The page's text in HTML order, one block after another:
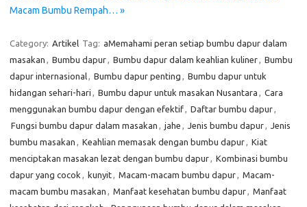
Macam Bumbu Rempah… »
Category: Artikel Tag: aMemahami peran setiap bumbu dapur dalam
masakan , Bumbu dapur, Bumbu dapur dalam keahlian kuliner, Bumbu
dapur internasional, Bumbu dapur penting , Bumbu dapur untuk
hidangan sehari-hari , Bumbu dapur untuk masakan Nusantara , Cara
menggunakan bumbu dapur dengan efektif, Daftar bumbu dapur,
Fungsi bumbu dapur dalam masakan , jahe , Jenis bumbu dapur, Jenis
bumbu masakan , Keahlian memasak dengan bumbu dapur, Kiat
menciptakan masakan lezat dengan bumbu dapur, Kombinasi bumbu
dapur yang cocok , kunyit, Macam-macam bumbu dapur, Macam-
macam bumbu masakan , Manfaat kesehatan bumbu dapur, Manfaat